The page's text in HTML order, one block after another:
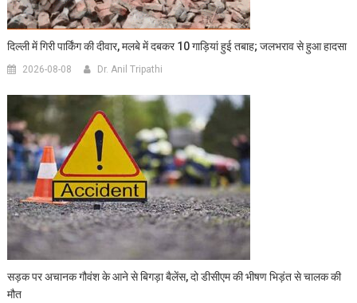
दिल्ली में गिरी पार्किंग की दीवार, मलबे में दबकर 10 गाड़ियां हुई तबाह; जलभराव से हुआ हादसा
2026-08-08 Dr. Anil Tripathi
सड़क पर अचानक गौवंश के आने से बिगड़ा बैलेंस, दो डीसीएम की भीषण भिड़ंत से चालक की
मौत